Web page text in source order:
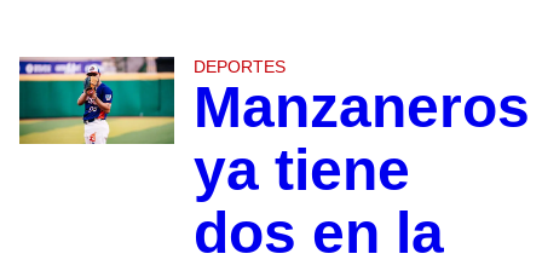
DEPORTES
Manzaneros
ya tiene
dos en la